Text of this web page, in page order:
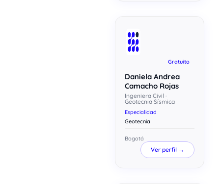
Gratuito
Daniela Andrea
Camacho Rojas
Ingeniera Civil ·
Geotecnia Sísmica
Especialidad
Geotecnia
Bogotá
Ver perfil →